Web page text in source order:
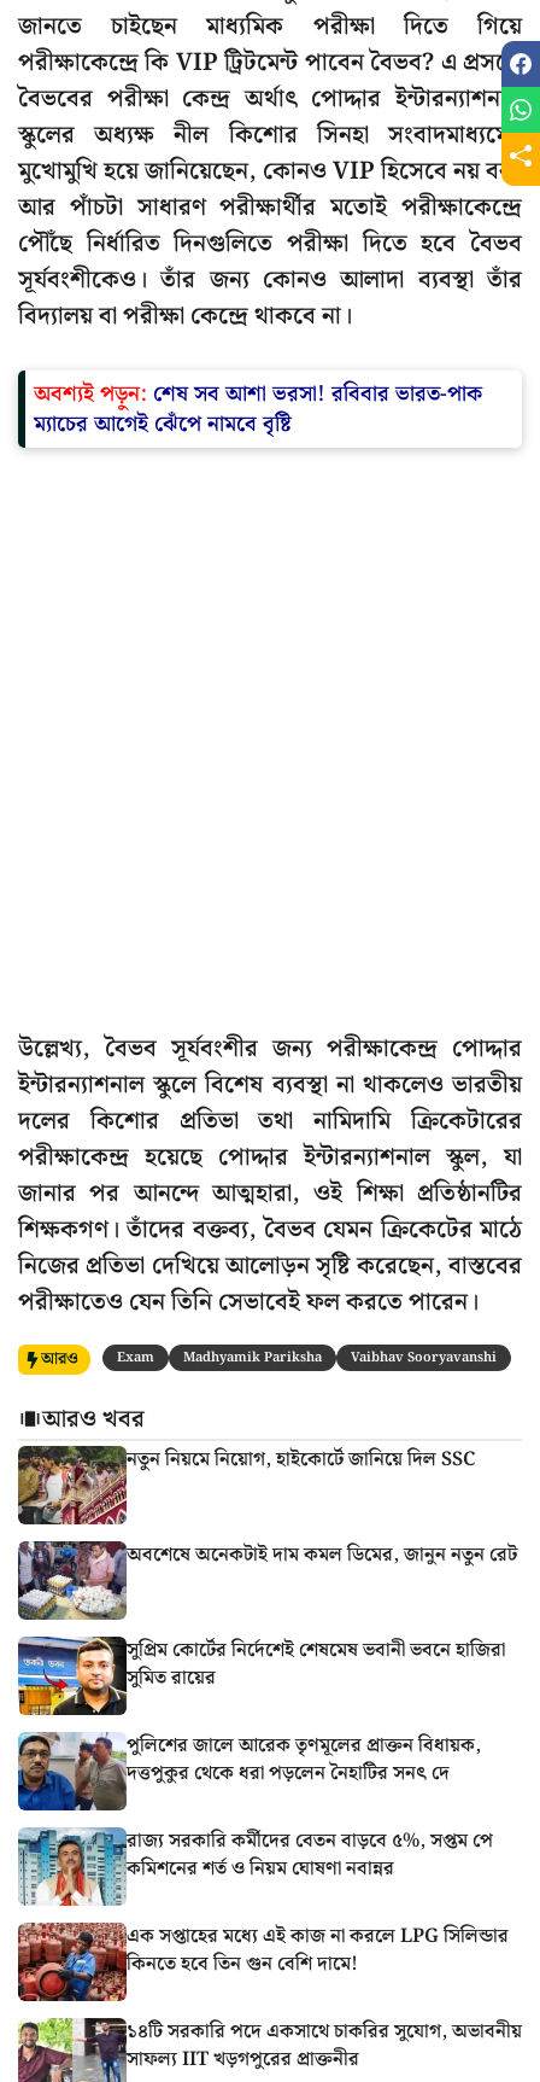
জানতে চাইছেন মাধ্যমিক পরীক্ষা দিতে গিয়ে
পরীক্ষাকেন্দ্রে কি VIP ট্রিটমেন্ট পাবেন বৈভব? এ প্রসঙ্গে
বৈভবের পরীক্ষা কেন্দ্র অর্থাৎ পোদ্দার ইন্টারন্যাশনাল
স্কুলের অধ্যক্ষ নীল কিশোর সিনহা সংবাদমাধ্যমের
মুখোমুখি হয়ে জানিয়েছেন, কোনও VIP হিসেবে নয় বরং
আর পাঁচটা সাধারণ পরীক্ষার্থীর মতোই পরীক্ষাকেন্দ্রে
পৌঁছে নির্ধারিত দিনগুলিতে পরীক্ষা দিতে হবে বৈভব
সূর্যবংশীকেও। তাঁর জন্য কোনও আলাদা ব্যবস্থা তাঁর
বিদ্যালয় বা পরীক্ষা কেন্দ্রে থাকবে না।
অবশ্যই পড়ুন: শেষ সব আশা ভরসা! রবিবার ভারত-পাক
ম্যাচের আগেই ঝেঁপে নামবে বৃষ্টি
উল্লেখ্য, বৈভব সূর্যবংশীর জন্য পরীক্ষাকেন্দ্র পোদ্দার
ইন্টারন্যাশনাল স্কুলে বিশেষ ব্যবস্থা না থাকলেও ভারতীয়
দলের কিশোর প্রতিভা তথা নামিদামি ক্রিকেটারের
পরীক্ষাকেন্দ্র হয়েছে পোদ্দার ইন্টারন্যাশনাল স্কুল, যা
জানার পর আনন্দে আত্মহারা, ওই শিক্ষা প্রতিষ্ঠানটির
শিক্ষকগণ। তাঁদের বক্তব্য, বৈভব যেমন ক্রিকেটের মাঠে
নিজের প্রতিভা দেখিয়ে আলোড়ন সৃষ্টি করেছেন, বাস্তবের
পরীক্ষাতেও যেন তিনি সেভাবেই ফল করতে পারেন।
আরও Exam Madhyamik Pariksha Vaibhav Sooryavanshi
আরও খবর
নতুন নিয়মে নিয়োগ, হাইকোর্টে জানিয়ে দিল SSC
অবশেষে অনেকটাই দাম কমল ডিমের, জানুন নতুন রেট
সুপ্রিম কোর্টের নির্দেশেই শেষমেষ ভবানী ভবনে হাজিরা
সুমিত রায়ের
পুলিশের জালে আরেক তৃণমূলের প্রাক্তন বিধায়ক,
দত্তপুকুর থেকে ধরা পড়লেন নৈহাটির সনৎ দে
রাজ্য সরকারি কর্মীদের বেতন বাড়বে ৫%, সপ্তম পে
কমিশনের শর্ত ও নিয়ম ঘোষণা নবান্নর
এক সপ্তাহের মধ্যে এই কাজ না করলে LPG সিলিন্ডার
কিনতে হবে তিন গুন বেশি দামে!
১৪টি সরকারি পদে একসাথে চাকরির সুযোগ, অভাবনীয়
সাফল্য IIT খড়গপুরের প্রাক্তনীর